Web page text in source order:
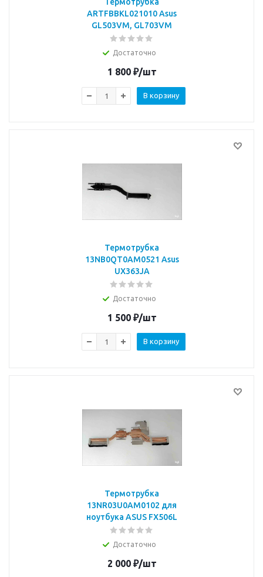
ARTFBBKL021010 Asus
GL503VM, GL703VM
Достаточно
1 800₽/шт
В корзину
Термотрубка
13NB0QT0AM0521 Asus
UX363JA
Достаточно
1 500₽/шт
В корзину
Термотрубка
13NR03U0AM0102 для
ноутбука ASUS FX506L
Достаточно
2 000₽/шт